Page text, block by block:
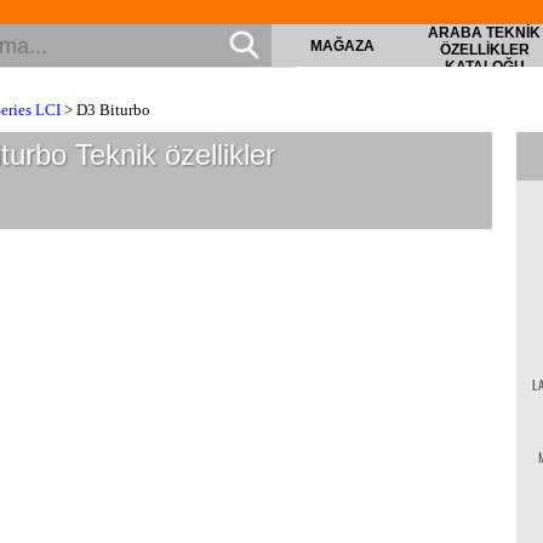
MAĞAZA
ARABA TEKNIK
ÖZELLIKLER
KATALOĞU
LCI> D3 Biturbo
Teknik özellikler